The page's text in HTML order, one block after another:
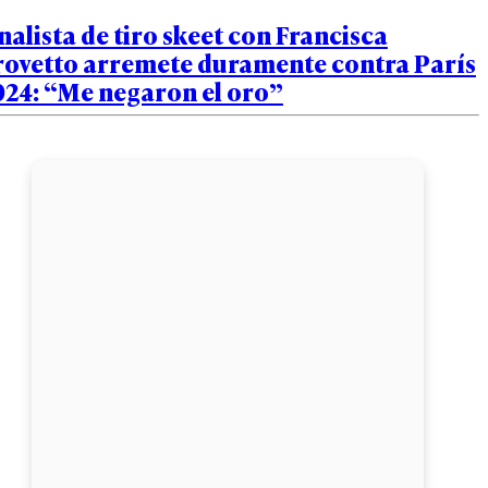
de tiro skeet con Francisca
arremete duramente contra París
“Me negaron el oro”